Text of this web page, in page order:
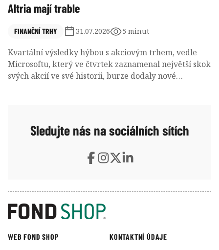
Altria mají trable
FINANČNÍ TRHY 31.07.2026 5 minut
Kvartální výsledky hýbou s akciovým trhem, vedle
Microsoftu, který ve čtvrtek zaznamenal největší skok
svých akcií ve své historii, burze dodaly nové
Sledujte nás na sociálních sítích
WEB FOND SHOP KONTAKTNÍ ÚDAJE